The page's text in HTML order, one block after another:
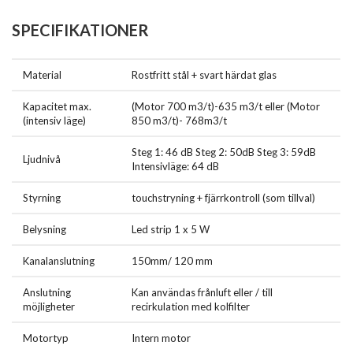
SPECIFIKATIONER
Material Rostfritt stål + svart härdat glas
Kapacitet max.
(intensiv läge)
(Motor 700 m3/t)-635 m3/t eller (Motor
850 m3/t)- 768m3/t
Ljudnivå
Steg 1: 46 dB Steg 2: 50dB Steg 3: 59dB
Intensivläge: 64 dB
Styrning touchstryning + fjärrkontroll (som tillval)
Belysning Led strip 1 x 5 W
Kanalanslutning 150mm/ 120 mm
Anslutning
möjligheter
Kan användas frånluft eller / till
recirkulation med kolfilter
Motortyp Intern motor